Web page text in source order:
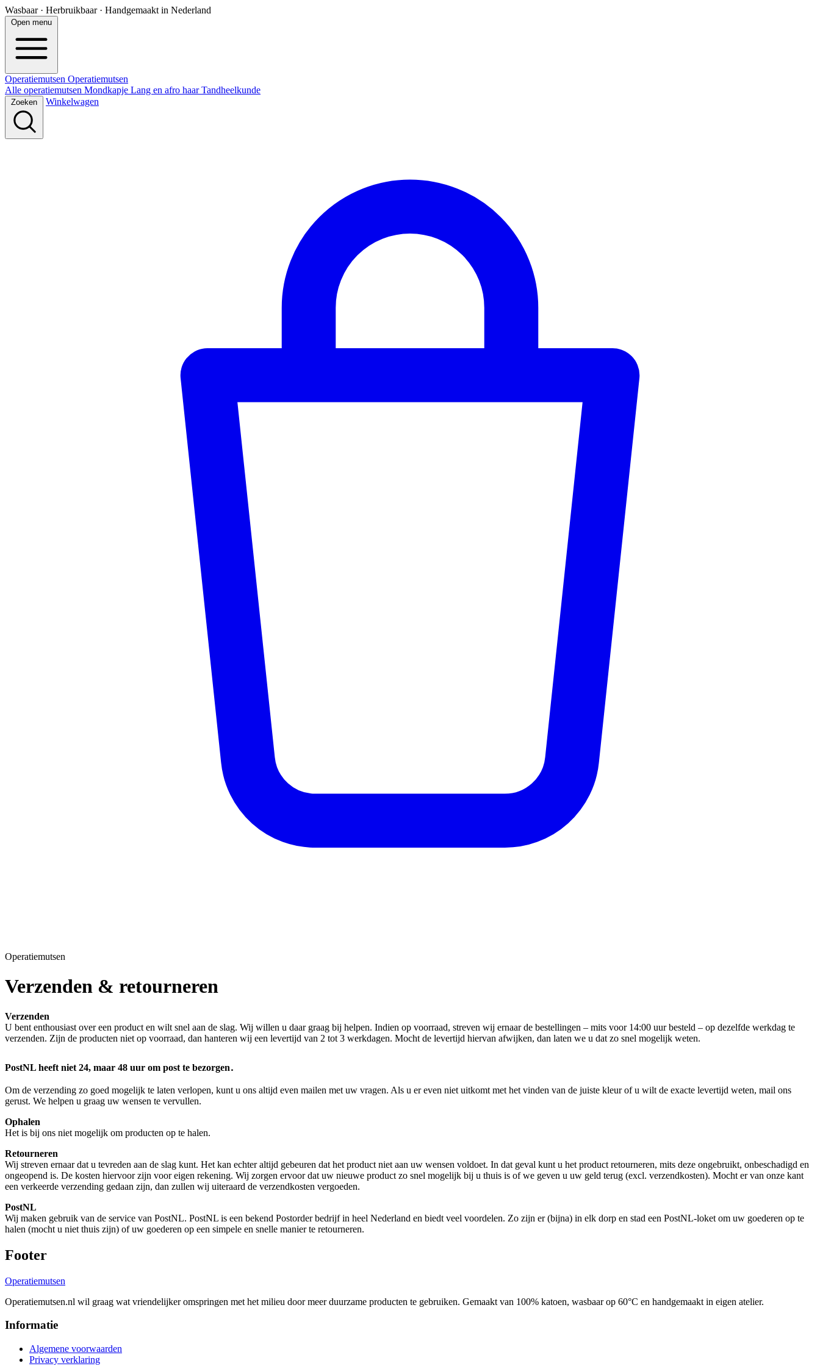
Wasbaar · Herbruikbaar · Handgemaakt in Nederland
Open menu
Operatiemutsen Operatiemutsen
Alle operatiemutsen Mondkapje Lang en afro haarTandheelkunde
Zoeken Winkelwagen
Operatiemutsen
Verzenden & retourneren
Verzenden
U bent enthousiast over een product en wilt snel aan de slag. Wij willen u daar graag bij helpen. Indien op voorraad, streven wij ernaar de bestellingen – mits voor 14:00 uur besteld – op dezelfde werkdag te
verzenden. Zijn de producten niet op voorraad, dan hanteren wij een levertijd van 2 tot 3 werkdagen. Mocht de levertijd hiervan afwijken, dan laten we u dat zo snel mogelijk weten.
PostNL heeft niet 24, maar 48 uur om post te bezorgen.
Om de verzending zo goed mogelijk te laten verlopen, kunt u ons altijd even mailen met uw vragen. Als u er even niet uitkomt met het vinden van de juiste kleur of u wilt de exacte levertijd weten, mail ons
gerust. We helpen u graag uw wensen te vervullen.
Ophalen
Het is bij ons niet mogelijk om producten op te halen.
Retourneren
Wij streven ernaar dat u tevreden aan de slag kunt. Het kan echter altijd gebeuren dat het product niet aan uw wensen voldoet. In dat geval kunt u het product retourneren, mits deze ongebruikt, onbeschadigd en
ongeopend is. De kosten hiervoor zijn voor eigen rekening. Wij zorgen ervoor dat uw nieuwe product zo snel mogelijk bij u thuis is of we geven u uw geld terug (excl. verzendkosten). Mocht er van onze kant
een verkeerde verzending gedaan zijn, dan zullen wij uiteraard de verzendkosten vergoeden.
PostNL
Wij maken gebruik van de service van PostNL. PostNL is een bekend Postorder bedrijf in heel Nederland en biedt veel voordelen. Zo zijn er (bijna) in elk dorp en stad een PostNL-loket om uw goederen op te
halen (mocht u niet thuis zijn) of uw goederen op een simpele en snelle manier te retourneren.
Footer
Operatiemutsen
Operatiemutsen.nl wil graag wat vriendelijker omspringen met het milieu door meer duurzame producten te gebruiken. Gemaakt van 100% katoen, wasbaar op 60°C en handgemaakt in eigen atelier.
Informatie
Algemene voorwaarden
Privacy verklaring